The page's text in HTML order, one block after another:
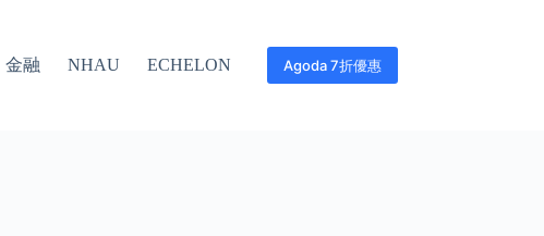
金融 NHAU ECHELON Agoda 7折優惠